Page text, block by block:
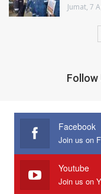
Jumat, 7
Follow
Facebook
Youtube
Join us on